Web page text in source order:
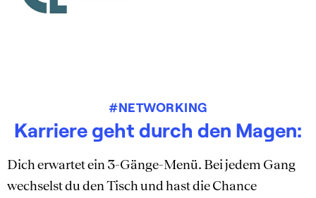
#NETWORKING
Karriere geht durch den Magen:
Dich erwartet ein 3-Gänge-Menü. Bei jedem Gang
wechselst du den Tisch und hast die Chance